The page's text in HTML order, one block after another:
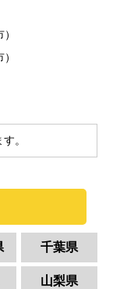
。
千葉県
山梨県